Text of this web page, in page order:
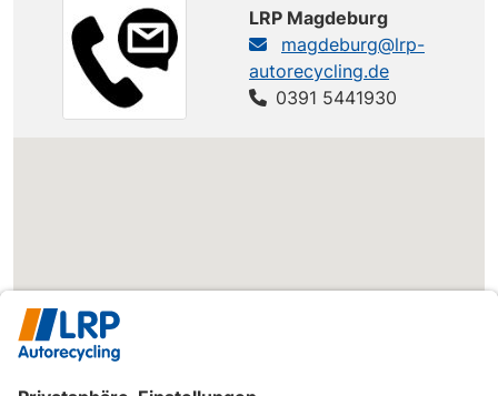
LRP Magdeburg
magdeburg@lrp-
autorecycling.de
0391 5441930